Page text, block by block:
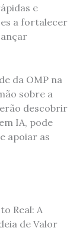
e
a fortalecer
da OMP na
sobre a
descobrir
IA, pode
apoiar as
Real: A
de Valor